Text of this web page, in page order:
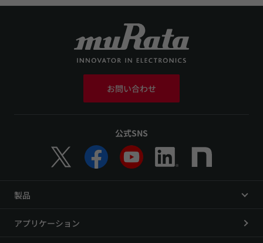
お問い合わせ
公式SNS
製品
アプリケーション